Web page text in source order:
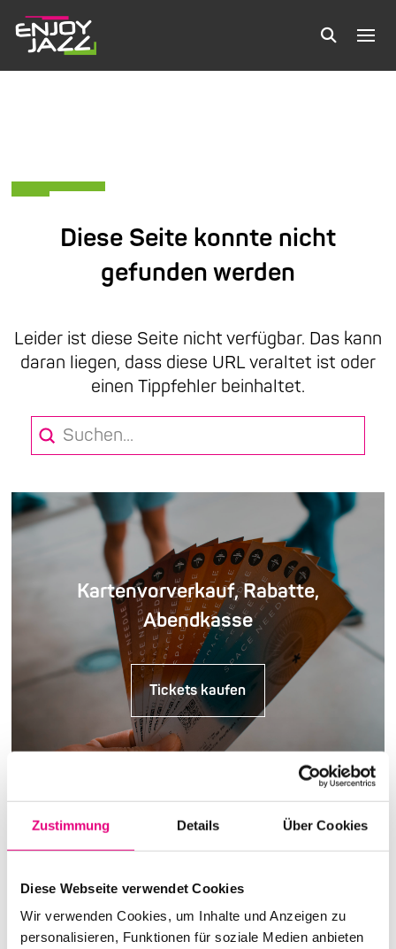
Zustimmung Details Über Cookies
Diese Webseite verwendet Cookies
Wir verwenden Cookies, um Inhalte und Anzeigen zu
personalisieren, Funktionen für soziale Medien anbieten
Diese Seite konnte nicht
gefunden werden
Leider ist diese Seite nicht verfügbar. Das kann
daran liegen, dass diese URL veraltet ist oder
einen Tippfehler beinhaltet.
Search
Submit
Kartenvorverkauf, Rabatte,
Abendkasse
Tickets kaufen
Alle Veranstaltungen im Überblick